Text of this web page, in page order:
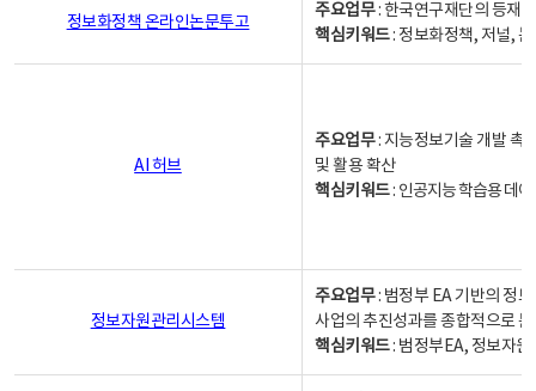
정보화정책 온라인논문투고
주요업무: 한국연구재단의 등재
핵심키워드: 정보화정책, 저널,
AI 허브
주요업무: 지능정보기술 개발 촉
및 활용 확산
핵심키워드: 인공지능 학습용 데
정보자원관리시스템
주요업무: 범정부 EA 기반의 정
사업의 추진성과를 종합적으로
핵심키워드: 범정부EA, 정보자